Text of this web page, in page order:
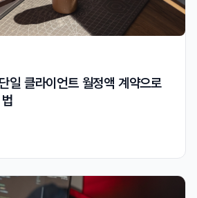
일 클라이언트 월정액 계약으로